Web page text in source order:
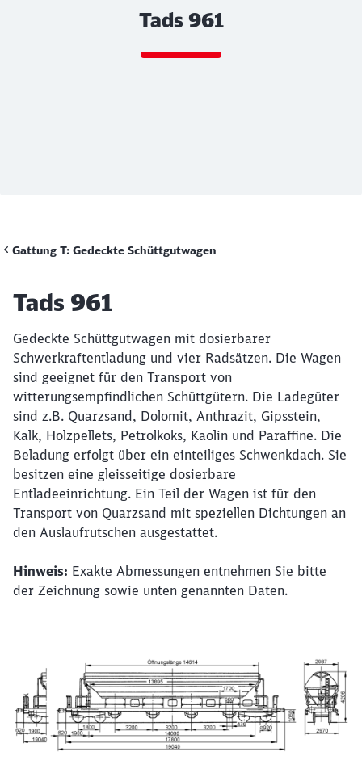
Tads 961
Gattung T: Gedeckte Schüttgutwagen
Artikel:
Tads 961
Gedeckte Schüttgutwagen mit dosierbarer
Schwerkraftentladung und vier Radsätzen. Die Wagen
sind geeignet für den Transport von
witterungsempfindlichen Schüttgütern. Die Ladegüter
sind z.B. Quarzsand, Dolomit, Anthrazit, Gipsstein,
Kalk, Holzpellets, Petrolkoks, Kaolin und Paraffine. Die
Beladung erfolgt über ein einteiliges Schwenkdach. Sie
besitzen eine gleisseitige dosierbare
Entladeeinrichtung. Ein Teil der Wagen ist für den
Transport von Quarzsand mit speziellen Dichtungen an
den Auslaufrutschen ausgestattet.
Hinweis: Exakte Abmessungen entnehmen Sie bitte
der Zeichnung sowie unten genannten Daten.